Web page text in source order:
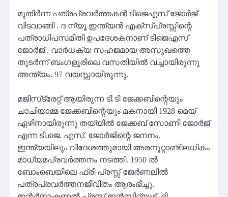
മുതിര്‍ന്ന പത്രപ്രവര്‍ത്തകൻ ടിജെഎസ് ജോര്‍ജ്
വിടവാങ്ങി . ദ ന്യൂ ഇന്ത്യൻ എക്സ്പ്രസ്സിന്റെ
പത്രാധിപസമിതി ഉപദേശകനാണ്‌ ടിജെഎസ്
ജോര്‍ജ് . വാര്‍ധക്യ സഹജമായ അസുഖത്തെ
തുടര്‍ന്ന് ബംഗളൂരിലെ വസതിയില്‍ വച്ചായിരുന്നു
അന്ത്യം. 97 വയസ്സായിരുന്നു.
മജിസ്‌ട്രേറ്റ് ആയിരുന്ന ടി.ടി ജേക്കബിന്റെയും
ചാചിയാമ്മ ജേക്കബിന്റെയും മകനായി 1928 മെയ്
ഏഴിനായിരുന്നു തയ്യില്‍ ജേക്കബ് സോണി ജോര്‍ജ്
എന്ന ടി.ജെ. എസ്. ജോര്‍ജിന്റെ ജനനം.
ഇന്ത്യയിലും വിദേശത്തുമായി അരനൂറ്റാണ്ടിലധികം
മാധ്യമപ്രവര്‍ത്തനം നടത്തി. 1950 ല്‍
ബോംബെയിലെ ഫ്രീ പ്രസ്സ് ജേര്‍ണലില്‍
പത്രപ്രവര്‍ത്തനജീവിതം ആരംഭിച്ചു.